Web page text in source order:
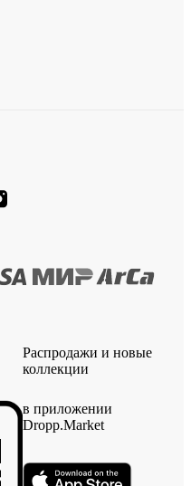
Распродажи и новые
коллекции
в приложении
Dropp.Market